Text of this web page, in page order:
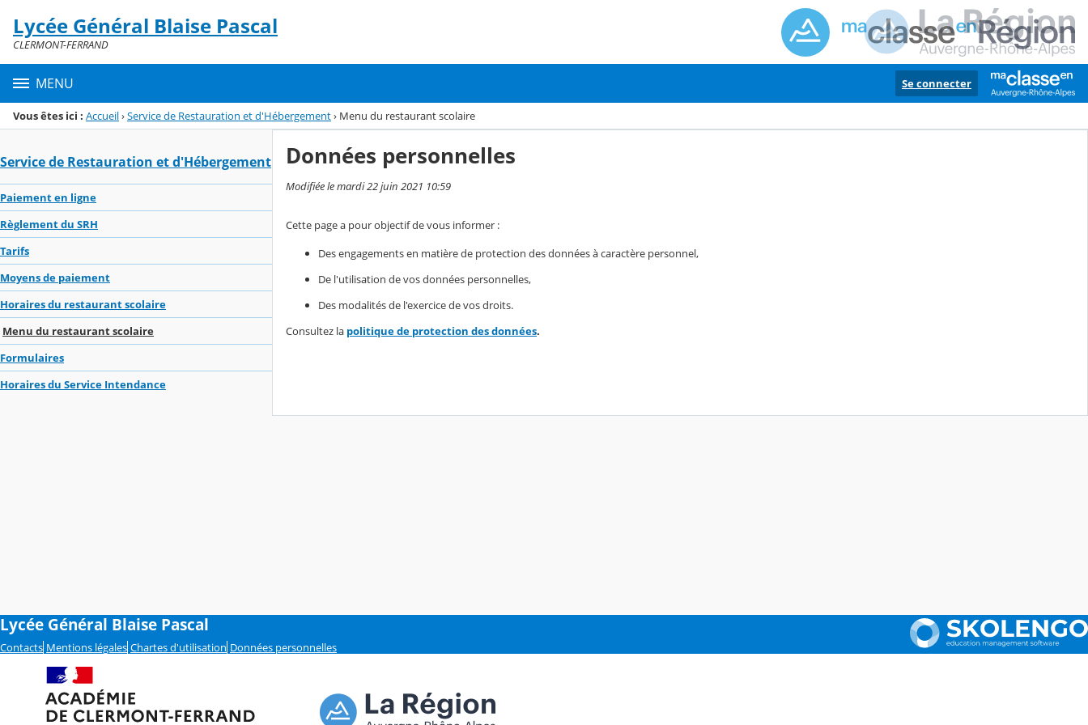
Menu de la rubrique
Contenu
Lycée Général Blaise Pascal
CLERMONT-FERRAND
MENU Se connecter
Vous êtes ici : Accueil›Service de Restauration et d'Hébergement› Menu du restaurant scolaire
Service de Restauration et d'Hébergement
Paiement en ligne
Règlement du SRH
Tarifs
Moyens de paiement
Horaires du restaurant scolaire
Menu du restaurant scolaire
Formulaires
Horaires du Service Intendance
Données personnelles
Modifiée le mardi 22 juin 2021 10:59
Cette page a pour objectif de vous informer :
Des engagements en matière de protection des données à caractère personnel,
De l'utilisation de vos données personnelles,
Des modalités de l'exercice de vos droits.
Consultez la politique de protection des données.
Lycée Général Blaise Pascal
Contacts Mentions légales Chartes d'utilisation Données personnelles